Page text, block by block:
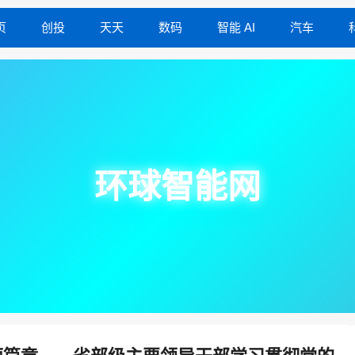
创投 天天 数码 智能 AI 汽车
环球智能网